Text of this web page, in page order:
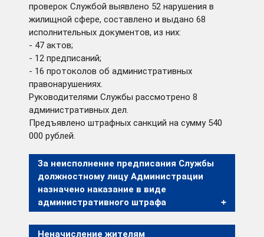
проверок Службой выявлено 52 нарушения в
жилищной сфере, составлено и выдано 68
исполнительных документов, из них:
- 47 актов;
- 12 предписаний;
- 16 протоколов об административных
правонарушениях.
Руководителями Службы рассмотрено 8
административных дел.
Предъявлено штрафных санкций на сумму 540
000 рублей.
За неисполнение предписания Службы
должностному лицу Администрации
назначено наказание в виде
административного штрафа
Неначисление жителям